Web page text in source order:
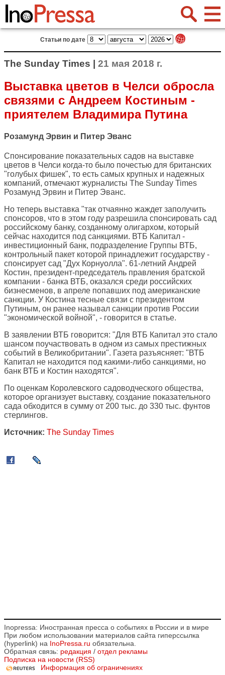
Статьи по дате
The Sunday Times | 21 мая 2018 г.
Выставка цветов в Челси обросла
связями с Андреем Костиным -
приятелем Владимира Путина
Розамунд Эрвин и Питер Эванс
Спонсирование показательных садов на выставке
цветов в Челси когда-то было почестью для британских
"голубых фишек", то есть самых крупных и надежных
компаний, отмечают журналисты The Sunday Times
Розамунд Эрвин и Питер Эванс.
Но теперь выставка "так отчаянно жаждет заполучить
спонсоров, что в этом году разрешила спонсировать сад
российскому банку, созданному олигархом, который
сейчас находится под санкциями. ВТБ Капитал -
инвестиционный банк, подразделение Группы ВТБ,
контрольный пакет которой принадлежит государству -
спонсирует сад "Дух Корнуолла". 61-летний Андрей
Костин, президент-председатель правления братской
компании - банка ВТБ, оказался среди российских
бизнесменов, в апреле попавших под американские
санкции. У Костина тесные связи с президентом
Путиным, он ранее называл санкции против России
"экономической войной", - говорится в статье.
В заявлении ВТБ говорится: "Для ВТБ Капитал это стало
шансом поучаствовать в одном из самых престижных
событий в Великобритании". Газета разъясняет: "ВТБ
Капитал не находится под какими-либо санкциями, но
банк ВТБ и Костин находятся".
По оценкам Королевского садоводческого общества,
которое организует выставку, создание показательного
сада обходится в сумму от 200 тыс. до 330 тыс. фунтов
стерлингов.
Источник: The Sunday Times
Inopressa: Иностранная пресса о событиях в России и в мире
При любом использовании материалов сайта гиперссылка
(hyperlink) на InoPressa.ru обязательна.
Обратная связь: редакция / отдел рекламы
Подписка на новости (RSS)
Информация об ограничениях